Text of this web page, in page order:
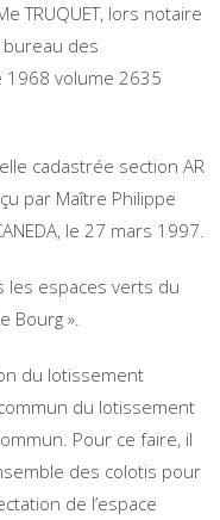
TRUQUET, lors notaire
bureau des
1968 volume 2635
cadastrée section AR
par Maître Philippe
le 27 mars 1997.
les espaces verts du
Bourg ».
du lotissement
du lotissement
Pour ce faire, il
des colotis pour
de l’espace